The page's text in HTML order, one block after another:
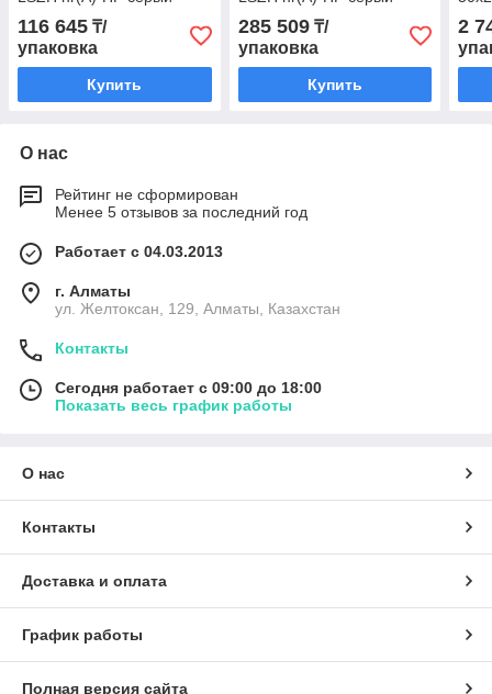
116 645 ₸/
упаковка
Купить
285 509₸/
упаковка
Купить
2
О нас
Рейтинг не сформирован
Менее 5 отзывов за последний год
Работает с 04.03.2013
г. Алматы
ул. Желтоксан, 129, Алматы, Казахстан
Контакты
Сегодня работает с 09:00 до 18:00
Показать весь график работы
О нас
Контакты
Доставка и оплата
График работы
Полная версия сайта